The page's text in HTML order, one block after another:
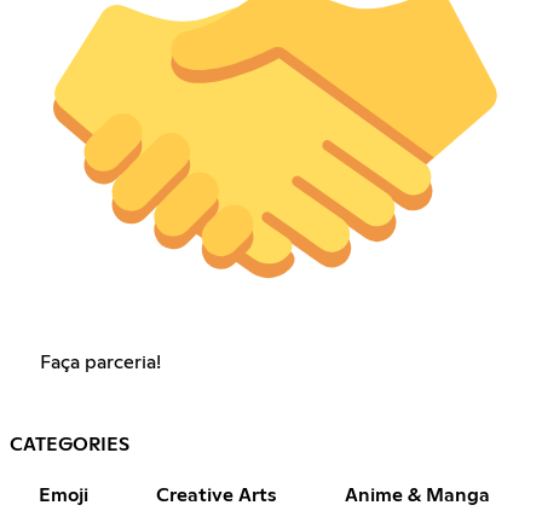
Faça parceria!
CATEGORIES
Emoji Creative Arts Anime & Manga